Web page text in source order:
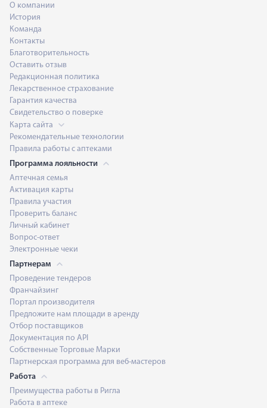
О компании
История
Команда
Контакты
Благотворительность
Оставить отзыв
Редакционная политика
Лекарственное страхование
Гарантия качества
Свидетельство о поверке
Карта сайта
Рекомендательные технологии
Правила работы с аптеками
Программа лояльности
Аптечная семья
Активация карты
Правила участия
Проверить баланс
Личный кабинет
Вопрос-ответ
Электронные чеки
Партнерам
Проведение тендеров
Франчайзинг
Портал производителя
Предложите нам площади в аренду
Отбор поставщиков
Документация по API
Собственные Торговые Марки
Партнерская программа для веб-мастеров
Работа
Преимущества работы в Ригла
Работа в аптеке